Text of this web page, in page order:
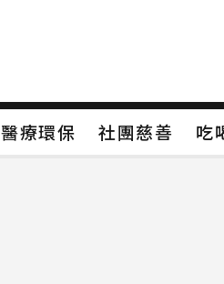
醫療環保 社團慈善 吃
醫療環保 社團慈善 吃